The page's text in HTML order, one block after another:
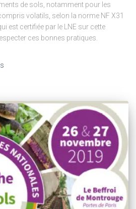
de sols, notamment pour les
volatils, selon la norme NF X31
est certifiée par le LNE sur cette
ces bonnes pratiques.